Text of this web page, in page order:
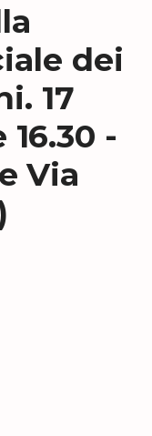
dei
17
-
Via